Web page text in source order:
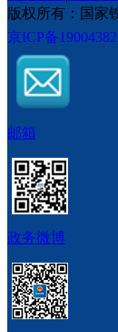
版权所有：国家
京ICP备
邮箱
政务微博